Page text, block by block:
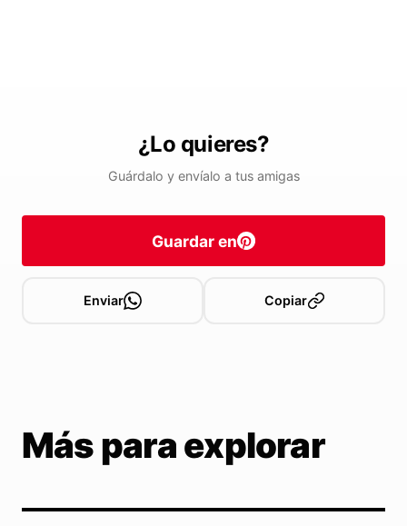
¿Lo quieres?
Guárdalo y envíalo a tus amigas
Guardar en
Enviar Copiar
Más para explorar